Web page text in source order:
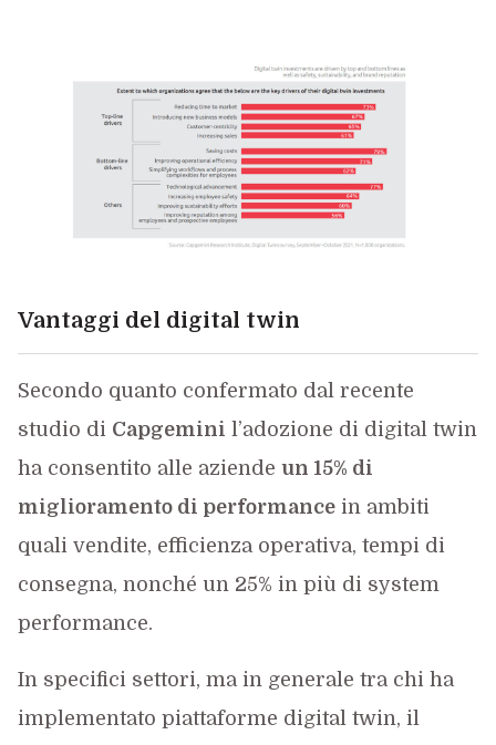
Vantaggi del digital twin
Secondo quanto confermato dal recente
studio di Capgemini l’adozione di digital twin
ha consentito alle aziende un 15% di
miglioramento di performancein ambiti
quali vendite, efficienza operativa, tempi di
consegna, nonché un 25% in più di system
performance.
In specifici settori, ma in generale tra chi ha
implementato piattaforme digital twin, il